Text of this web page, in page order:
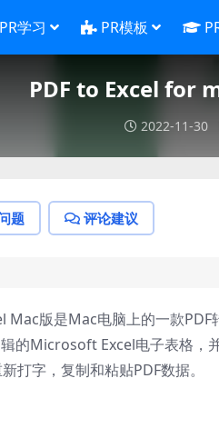
PR学习 PR模板
PDF to Excel for
2022-11-30
题 评论建议
Mac版是Mac电脑上的一款
的Microsoft Excel电子表格，
打字，复制和粘贴PDF数据。